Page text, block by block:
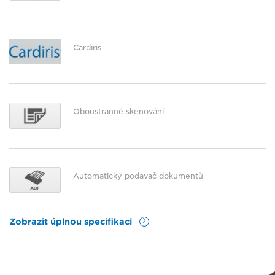
Cardiris
Oboustranné skenování
Automatický podavač dokumentů
Zobrazit úplnou specifikaci